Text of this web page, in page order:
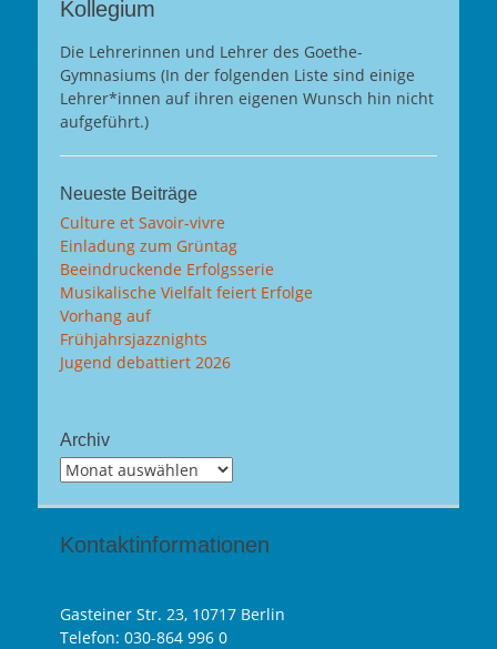
Kollegium
Die Lehrerinnen und Lehrer des Goethe-
Gymnasiums (In der folgenden Liste sind einige
Lehrer*innen auf ihren eigenen Wunsch hin nicht
aufgeführt.)
Neueste Beiträge
Culture et Savoir-vivre
Einladung zum Grüntag
Beeindruckende Erfolgsserie
Musikalische Vielfalt feiert Erfolge
Vorhang auf
Frühjahrsjazznights
Jugend debattiert 2026
Archiv
Archiv
Kontaktinformationen
Gasteiner Str. 23, 10717 Berlin
Telefon: 030-864 996 0